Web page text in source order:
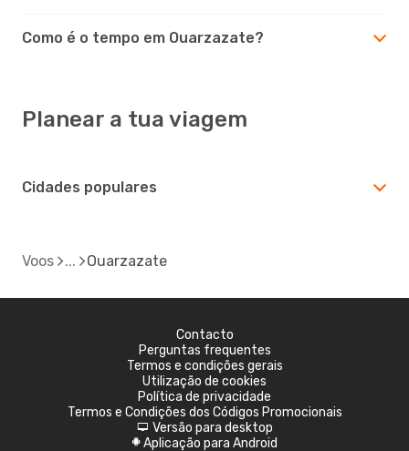
Como é o tempo em Ouarzazate?
Planear a tua viagem
Cidades populares
Voos Ouarzazate
Contacto
Perguntas frequentes
Termos e condições gerais
Utilização de cookies
Política de privacidade
Termos e Condições dos Códigos Promocionais
d Versão para desktop
A Aplicação para Android